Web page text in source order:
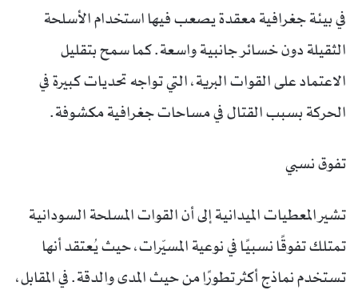
في بيئة جغرافية معقدة يصعب فيها استخدام الأسلحة
الثقيلة دون خسائر جانبية واسعة. كما سمح بتقليل
الاعتماد على القوات البرية، التي تواجه تحديات كبيرة في
الحركة بسبب القتال في مساحات جغرافية مكشوفة.
تفوق نسبي
تشير المعطيات الميدانية إلى أن القوات المسلحة السودانية
تمتلك تفوقًا نسبيًا في نوعية المسيّرات، حيث يُعتقد أنها
تستخدم نماذج أكثر تطورًا من حيث المدى والدقة. في المقابل،